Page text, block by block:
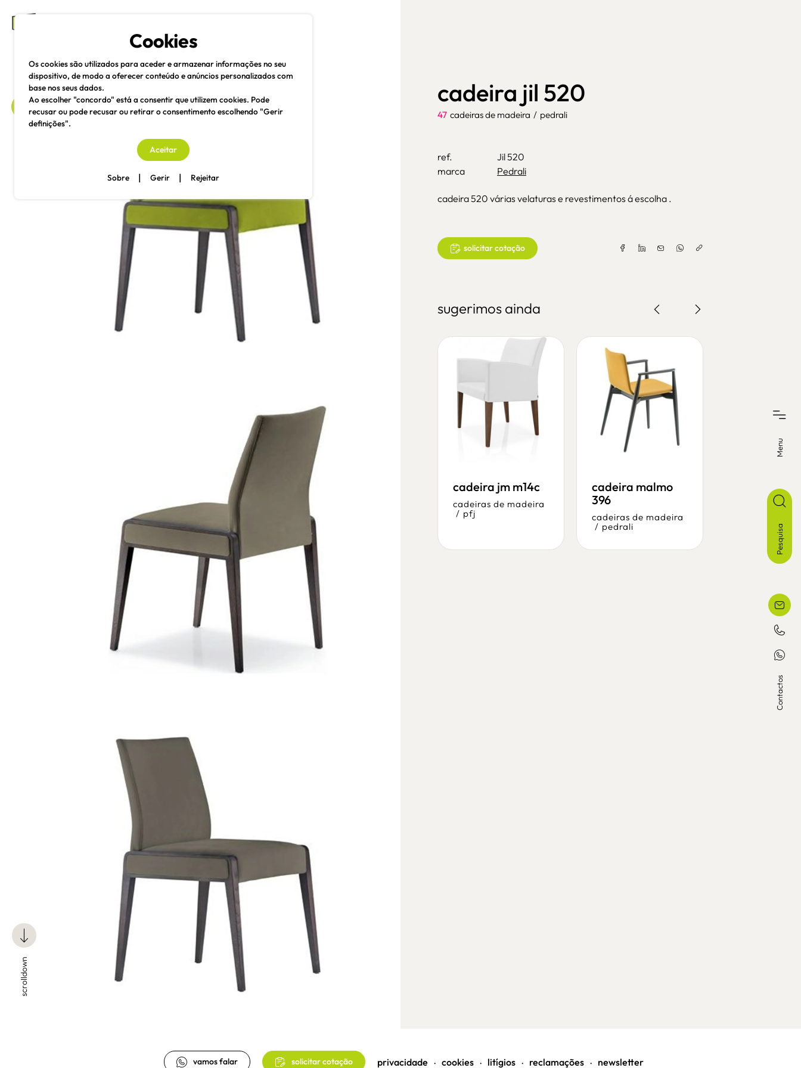
cadeira jil 520
47 cadeiras de madeira / pedrali
ref.
Jil 520
marca
Pedrali
cadeira 520 várias velaturas e revestimentos á escolha .
solicitar cotação
sugerimos ainda
cadeira fma 1604
cadeiras de madeira
cadeira jm m14c
cadeiras de madeira
/ pfj
cadeira malmo
396
cadeiras de madeira
/ pedrali
cadeira
scrolldown
Menu
Pesquisa
Contactos
vamos falar solicitar cotação privacidade • cookies • litígios • reclamações • newsletter
Cookies
Os cookies são utilizados para aceder e armazenar informações no seu
dispositivo, de modo a oferecer conteúdo e anúncios personalizados com
base nos seus dados.
Ao escolher "concordo" está a consentir que utilizem cookies. Pode
recusar ou pode recusar ou retirar o consentimento escolhendo "Gerir
definições".
Aceitar
Sobre | Gerir | Rejeitar